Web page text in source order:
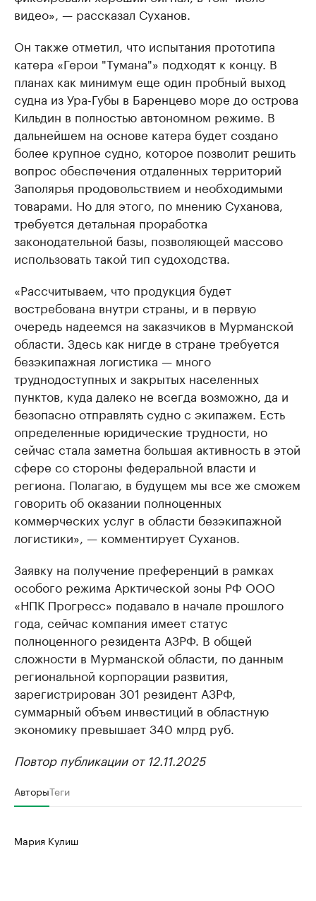
видео», — рассказал Суханов.
Он также отметил, что испытания прототипа
катера «Герои "Тумана"» подходят к концу. В
планах как минимум еще один пробный выход
судна из Ура-Губы в Баренцево море до острова
Кильдин в полностью автономном режиме. В
дальнейшем на основе катера будет создано
более крупное судно, которое позволит решить
вопрос обеспечения отдаленных территорий
Заполярья продовольствием и необходимыми
товарами. Но для этого, по мнению Суханова,
требуется детальная проработка
законодательной базы, позволяющей массово
использовать такой тип судоходства.
«Рассчитываем, что продукция будет
востребована внутри страны, и в первую
очередь надеемся на заказчиков в Мурманской
области. Здесь как нигде в стране требуется
безэкипажная логистика — много
труднодоступных и закрытых населенных
пунктов, куда далеко не всегда возможно, да и
безопасно отправлять судно с экипажем. Есть
определенные юридические трудности, но
сейчас стала заметна большая активность в этой
сфере со стороны федеральной власти и
региона. Полагаю, в будущем мы все же сможем
говорить об оказании полноценных
коммерческих услуг в области безэкипажной
логистики», — комментирует Суханов.
Заявку на получение преференций в рамках
особого режима Арктической зоны РФ ООО
«НПК Прогресс» подавало в начале прошлого
года, сейчас компания имеет статус
полноценного резидента АЗРФ. В общей
сложности в Мурманской области, по данным
региональной корпорации развития,
зарегистрирован 301 резидент АЗРФ,
суммарный объем инвестиций в областную
экономику превышает 340 млрд руб.
Повтор публикации от 12.11.2025
АвторыТеги
Мария Кулиш